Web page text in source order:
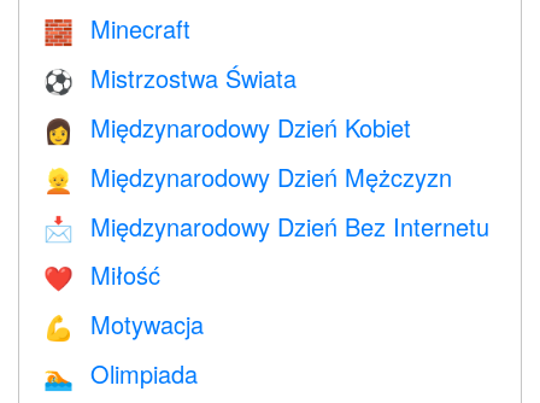
🧱 Minecraft
⚽ Mistrzostwa Świata
👩 Międzynarodowy Dzień Kobiet
👱 Międzynarodowy Dzień Mężczyzn
📩 Międzynarodowy Dzień Bez Internetu
❤️️ Miłość
💪 Motywacja
🏊 Olimpiada